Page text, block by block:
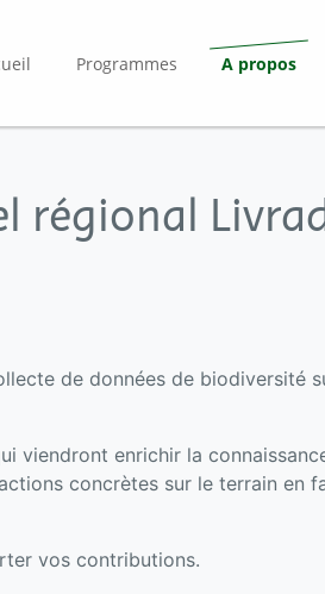
Programmes A propos
régional
de données de biodiversité
viendront enrichir la
concrètes sur le terrain en
vos contributions.